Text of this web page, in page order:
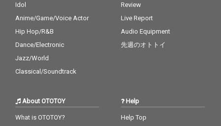
Idol
Anime/Game/Voice Actor
Hip Hop/R&B
Dance/Electronic
Jazz/World
Classical/Soundtrack
Review
Live Report
Audio Equipment
先週のオトトイ
About OTOTOY
What is OTOTOY?
Help
Help Top